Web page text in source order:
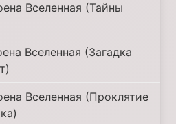
Вселенная (Тайны
Вселенная (Загадка
Вселенная (Проклятие